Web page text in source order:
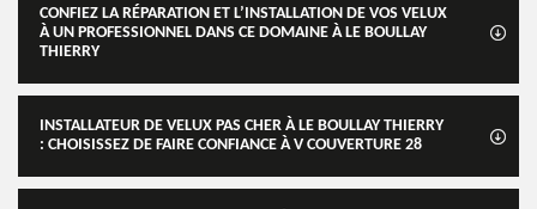
CONFIEZ LA RÉPARATION ET L’INSTALLATION DE VOS VELUX
À UN PROFESSIONNEL DANS CE DOMAINE À LE BOULLAY
THIERRY
INSTALLATEUR DE VELUX PAS CHER À LE BOULLAY THIERRY
: CHOISISSEZ DE FAIRE CONFIANCE À V COUVERTURE 28